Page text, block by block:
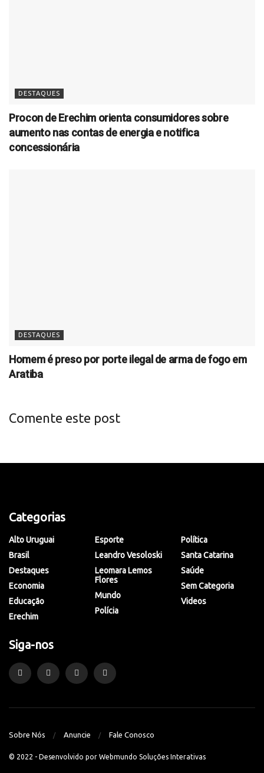
DESTAQUES
Procon de Erechim orienta consumidores sobre
aumento nas contas de energia e notifica
concessionária
DESTAQUES
Homem é preso por porte ilegal de arma de fogo em
Aratiba
Comente este post
Categorias
Alto Uruguai
Brasil
Destaques
Economia
Educação
Erechim
Esporte
Leandro Vesoloski
Leomara Lemos
Flores
Mundo
Polícia
Política
Santa Catarina
Saúde
Sem Categoria
Videos
Siga-nos
Sobre Nós Anuncie Fale Conosco
© 2022 - Desenvolvido por Webmundo Soluções Interativas